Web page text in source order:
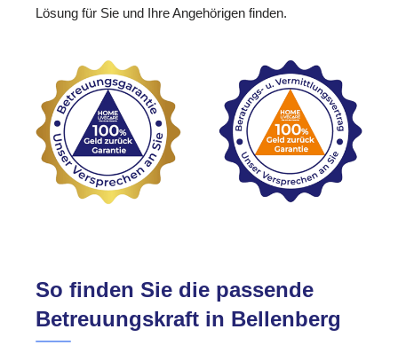
Lösung für Sie und Ihre Angehörigen finden.
So finden Sie die passende
Betreuungskraft in Bellenberg